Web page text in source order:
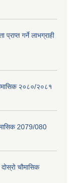
गर्ने लाभग्राही
२०८०/२०८१
2079/080
चौमासिक